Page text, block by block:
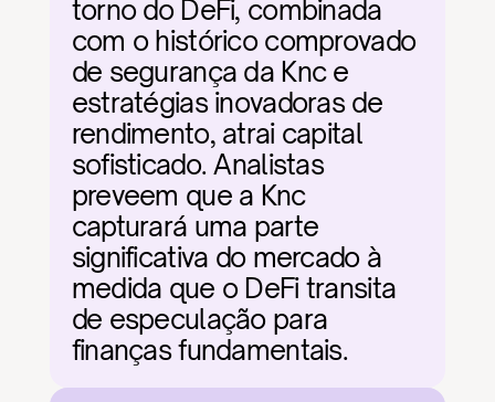
torno do DeFi, combinada
com o histórico comprovado
de segurança da Knc e
estratégias inovadoras de
rendimento, atrai capital
sofisticado. Analistas
preveem que a Knc
capturará uma parte
significativa do mercado à
medida que o DeFi transita
de especulação para
finanças fundamentais.